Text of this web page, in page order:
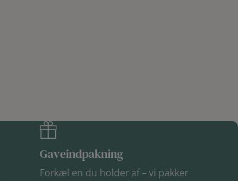
Gaveindpakning
Forkæl en du holder af – vi pakker